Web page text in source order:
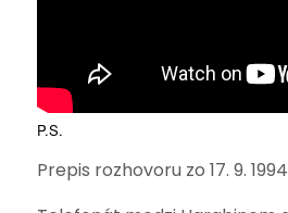
P.S.
Prepis rozhovoru zo 17. 9. 1994